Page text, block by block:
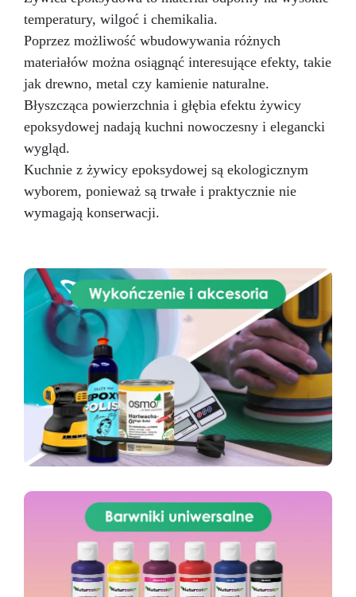
Twoja kuchnia lśniła blaskiem i stylem.
temperatury, wilgoć i chemikalia.
Poprzez możliwość wbudowywania różnych
materiałów można osiągnąć interesujące efekty, takie
jak drewno, metal czy kamienie naturalne.
Błyszcząca powierzchnia i głębia efektu żywicy
epoksydowej nadają kuchni nowoczesny i elegancki
wygląd.
Kuchnie z żywicy epoksydowej są ekologicznym
wyborem, ponieważ są trwałe i praktycznie nie
wymagają konserwacji.